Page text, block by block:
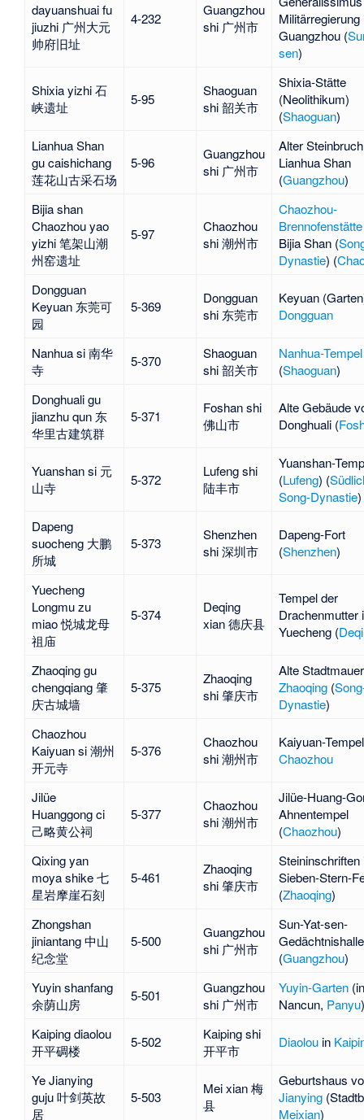
dayuanshuai fu
jiuzhi 广州大元
帅府旧址
4-232
Guangzhou
shi 广州市
Militärregierung
Guangzhou (
sen)
Shixia yizhi 石
峡遗址
5-95
Shaoguan
shi 韶关市
Shixia-Stätte
(Neolithikum)
(Shaoguan)
Lianhua Shan
gu caishichang
莲花山古采石场
5-96
Guangzhou
shi 广州市
Alter
Lianhua Shan
(Guangzhou)
Bijia shan
Chaozhou yao
yizhi 笔架山潮
州窑遗址
5-97
Chaozhou
shi 潮州市
Chaozhou-
Brennofenstätte
Bijia Shan(
Dynastie) (
Dongguan
Keyuan 东莞可
园
5-369
Dongguan
shi 东莞市
Keyuan
Dongguan
Nanhua si 南华
寺
5-370
Shaoguan
shi 韶关市
Nanhua-Tempel
(Shaoguan)
Donghuali gu
jianzhu qun 东
华里古建筑群
5-371
Foshan shi
佛山市
Alte Gebäude
Donghuali(
Yuanshan si 元
山寺
5-372
Lufeng shi
陆丰市
Yuanshan-
(Lufeng) (
Song-Dynastie)
Dapeng
suocheng 大鹏
所城
5-373
Shenzhen
shi 深圳市
Dapeng-Fort
(Shenzhen)
Yuecheng
Longmu zu
miao 悦城龙母
祖庙
5-374
Deqing
xian 德庆县
Tempel der
Drachenmutter
Yuecheng(
Zhaoqing gu
chengqiang 肇
庆古城墙
5-375
Zhaoqing
shi 肇庆市
Alte
Zhaoqing(
Dynastie)
Chaozhou
Kaiyuan si 潮州
开元寺
5-376
Chaozhou
shi 潮州市
Kaiyuan-
Chaozhou
Jilüe
Huanggong ci
己略黄公祠
5-377
Chaozhou
shi 潮州市
Jilüe-Huang-
Ahnentempel
(Chaozhou)
Qixing yan
moya shike 七
星岩摩崖石刻
5-461
Zhaoqing
shi 肇庆市
Steininschriften
Sieben-Stern-
(Zhaoqing)
Zhongshan
jiniantang 中山
纪念堂
5-500
Guangzhou
shi 广州市
Sun-Yat-sen-
Gedächtnishalle
(Guangzhou)
Yuyin shanfang
余荫山房
5-501
Guangzhou
shi 广州市
Yuyin-Garten(in
Nancun, Panyu)
Kaiping diaolou
开平碉楼
5-502
Kaiping shi
开平市
Diaolouin
Ye Jianying
guju 叶剑英故
居
5-503
Mei xian 梅
县
Geburtshaus
Jianying
Meixian)